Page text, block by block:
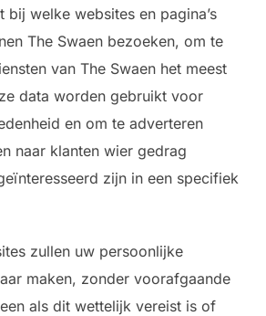
bij welke websites en pagina’s
The Swaen bezoeken, om te
van The Swaen het meest
data worden gebruikt voor
en om te adverteren
naar klanten wier gedrag
zijn in een specifiek
zullen uw persoonlijke
maken, zonder voorafgaande
als dit wettelijk vereist is of